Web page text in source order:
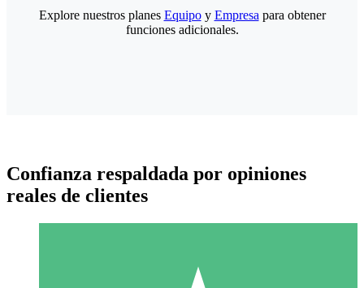
Explore nuestros planes Equipoy Empresa para obtener
funciones adicionales.
Confianza respaldada por opiniones
reales de clientes